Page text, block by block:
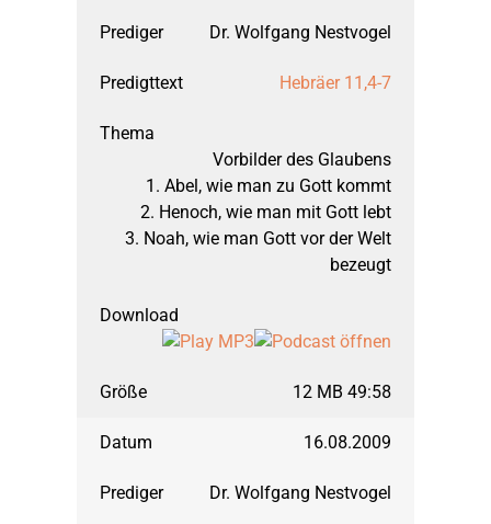
Dr. Wolfgang Nestvogel
Hebräer 11,4-7
Vorbilder des Glaubens
1. Abel, wie man zu Gott kommt
2. Henoch, wie man mit Gott lebt
3. Noah, wie man Gott vor der Welt
bezeugt
12 MB 49:58
16.08.2009
Dr. Wolfgang Nestvogel